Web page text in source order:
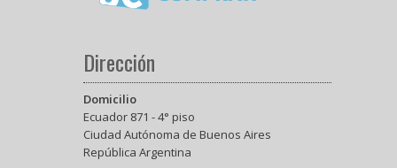
Dirección
Domicilio
Ecuador 871 - 4° piso
Ciudad Autónoma de Buenos Aires
República Argentina